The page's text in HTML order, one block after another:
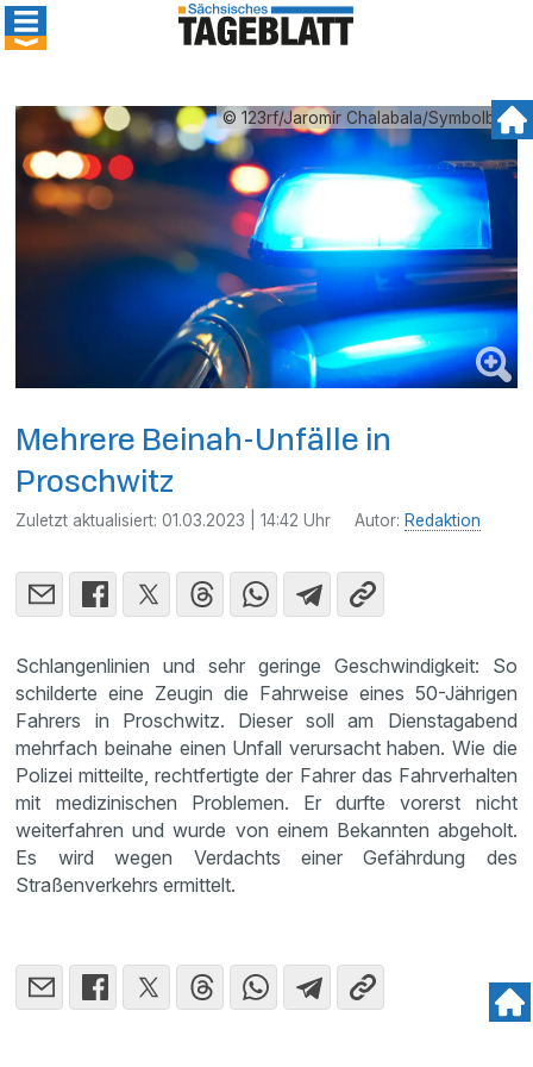
© 123rf/Jaromír Chalabala/Symbolbild
Mehrere Beinah-Unfälle in
Proschwitz
Zuletzt aktualisiert:01.03.2023 | 14:42 Uhr Autor: Redaktion
Schlangenlinien und sehr geringe Geschwindigkeit: So
schilderte eine Zeugin die Fahrweise eines 50-Jährigen
Fahrers in Proschwitz. Dieser soll am Dienstagabend
mehrfach beinahe einen Unfall verursacht haben. Wie die
Polizei mitteilte, rechtfertigte der Fahrer das Fahrverhalten
mit medizinischen Problemen. Er durfte vorerst nicht
weiterfahren und wurde von einem Bekannten abgeholt.
Es wird wegen Verdachts einer Gefährdung des
Straßenverkehrs ermittelt.